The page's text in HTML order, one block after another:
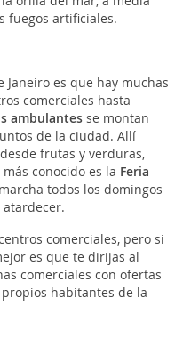
fuegos artificiales.
es que hay muchas
comerciales hasta
ambulantesse montan
de la ciudad. Allí
frutas y verduras,
conocido es la Feria
todos los domingos
comerciales, pero si
es que te dirijas al
comerciales con ofertas
habitantes de la